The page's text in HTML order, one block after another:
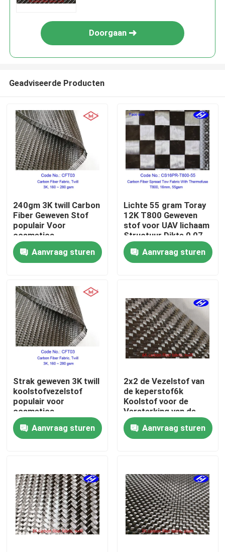
Thuis
Producten
Videos
Over ons
Fabrieksreis
Kwaliteitscontrole
nieuws
Vraag een offerte aan
Doorgaan
Geadviseerde Producten
240gm 3K twill Carbon
Fiber Geweven Stof
populair Voor
cosmetica
Aanvraag sturen
Lichte 55 gram Toray
12K T800 Geweven
stof voor UAV lichaam
Structuur Dikte 0,07
mm Ruw materiaal
Carbon garen
Aanvraag sturen
Strak geweven 3K twill
koolstofvezelstof
populair voor
cosmetica
Aanvraag sturen
2x2 de Vezelstof van
de keperstof6k
Koolstof voor de
Versterking van de
Jachtrompconstructie
Aanvraag sturen